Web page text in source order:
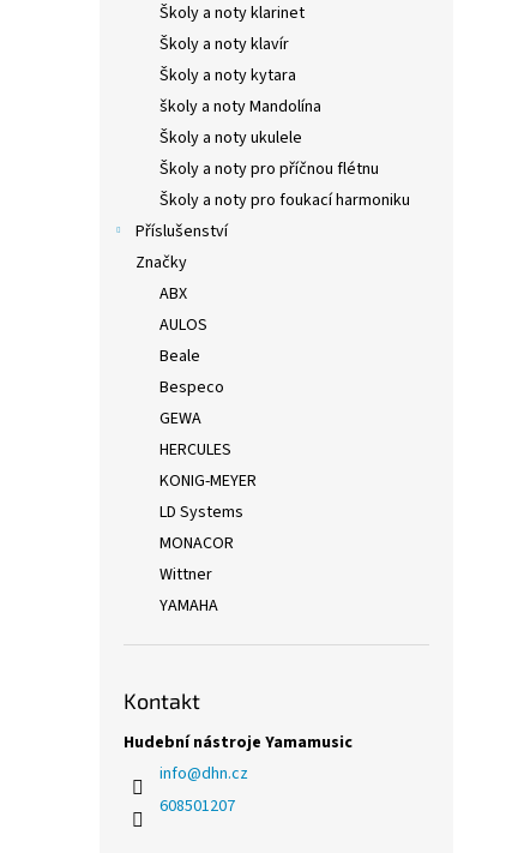
Školy a noty klarinet
Školy a noty klavír
Školy a noty kytara
školy a noty Mandolína
Školy a noty ukulele
Školy a noty pro příčnou flétnu
Školy a noty pro foukací harmoniku
Příslušenství
Značky
ABX
AULOS
Beale
Bespeco
GEWA
HERCULES
KONIG-MEYER
LD Systems
MONACOR
Wittner
YAMAHA
Kontakt
Hudební nástroje Yamamusic
info@dhn.cz
608501207